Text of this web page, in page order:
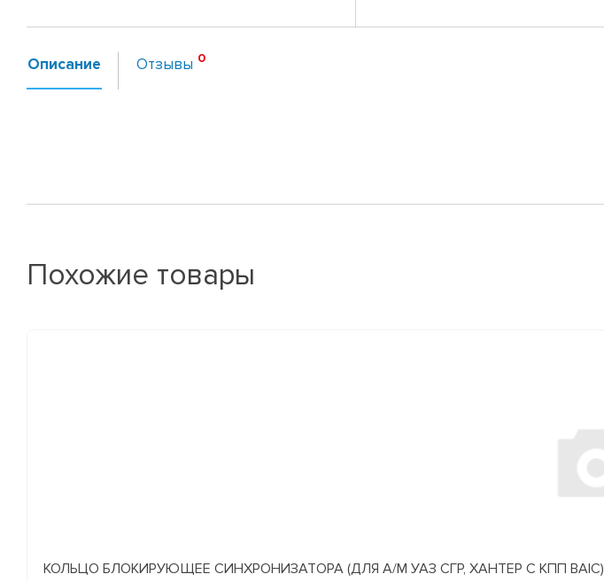
Описание Отзывы
Похожие товары
КОЛЬЦО БЛОКИРУЮЩЕЕ СИНХРОНИЗАТОРА (ДЛЯ А/М УАЗ СГР, ХАНТЕР С КПП BAIC)